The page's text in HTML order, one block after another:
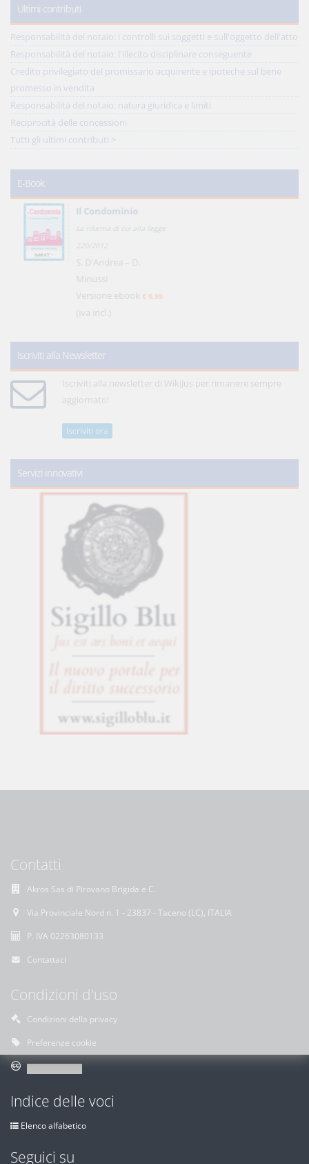
Ultimi contributi
Responsabilità del notaio: i controlli sui soggetti e sull'oggetto dell'atto
Responsabilità del notaio: l'illecito disciplinare conseguente
Credito privilegiato del promissario acquirente e ipoteche sul bene
promesso in vendita
Responsabilità del notaio: natura giuridica e limiti
Reciprocità delle concessioni
Tutti gli ultimi contributi >
E-Book
Il Condominio
La riforma di cui alla legge
220/2012
S. D'Andrea – D.
Minussi
Versione ebook € 6,99
(iva incl.)
Iscriviti alla Newsletter
Iscriviti alla newsletter di WikiJus per rimanere sempre
aggiornato!
Iscriviti ora
Servizi innovativi
Contatti
Akros Sas di Pirovano Brigida e C.
Via Provinciale Nord n. 1 - 23837 - Taceno (LC), ITALIA
P. IVA 02263080133
Contattaci
Condizioni d'uso
Condizioni della privacy
Preferenze cookie
Indice delle voci
Elenco alfabetico
Seguici su